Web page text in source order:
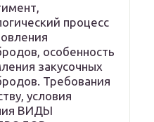
процесс
особенность
закусочных
Требования
условия
ВИДЫ